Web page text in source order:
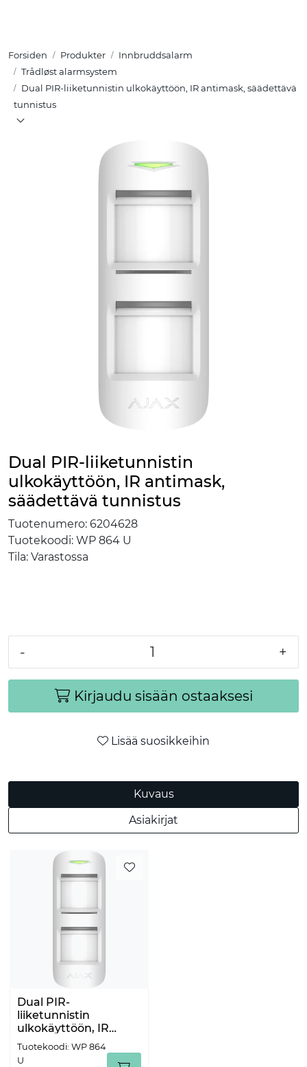
Forsiden Produkter
Innbruddsalarm
Trådløst alarmsystem
Dual PIR-liiketunnistin ulkokäyttöön, IR antimask, säädettävä
tunnistus
Dual PIR-liiketunnistin
ulkokäyttöön, IR antimask,
säädettävä tunnistus
Tuotenumero: 6204628
Tuotekoodi: WP 864 U
Tila: Varastossa
- +
Kirjaudu sisään ostaaksesi
Lisää suosikkeihin
Kuvaus
Asiakirjat
Dual PIR-
liiketunnistin
ulkokäyttöön, IR
antimask, säädettävä
tunnistus
Tuotekoodi: WP 864
U
Tuotteet
Ratkaisut